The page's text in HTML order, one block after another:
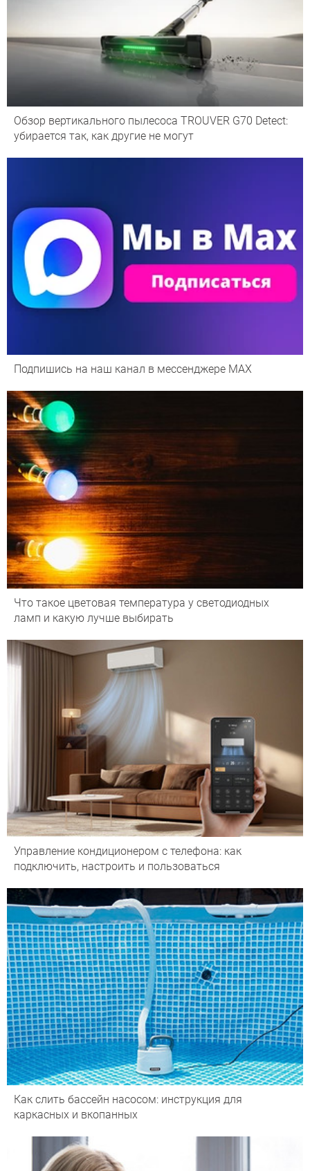
Обзор вертикального пылесоса TROUVER G70 Detect:
убирается так, как другие не могут
Подпишись на наш канал в мессенджере МАХ
Что такое цветовая температура у светодиодных
ламп и какую лучше выбирать
Управление кондиционером с телефона: как
подключить, настроить и пользоваться
Как слить бассейн насосом: инструкция для
каркасных и вкопанных